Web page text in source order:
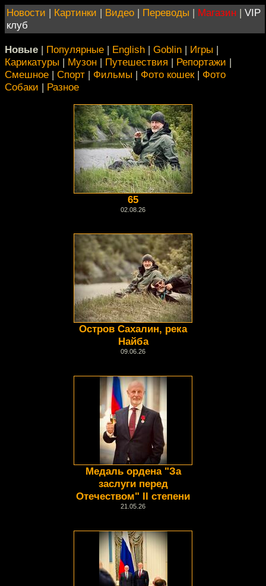
Новости | Картинки | Видео | Переводы | Магазин | VIP
клуб
Новые | Популярные | English | Goblin | Игры |
Карикатуры | Музон | Путешествия | Репортажи |
Смешное | Спорт | Фильмы | Фото кошек| Фото
Собаки | Разное
65
02.08.26
Остров Сахалин, река
Найба
09.06.26
Медаль ордена "За
заслуги перед
Отечеством" II степени
21.05.26